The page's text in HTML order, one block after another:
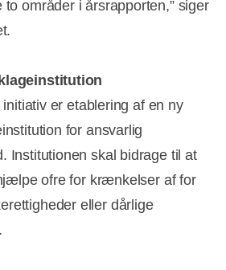
områder i årsrapporten,” siger
er etablering af en ny
for ansvarlig
Institutionen skal bidrage til at
ofre for krænkelser af for
eller dårlige